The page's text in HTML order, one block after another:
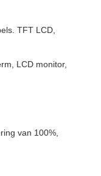
TFT LCD,
LCD monitor,
van 100%,